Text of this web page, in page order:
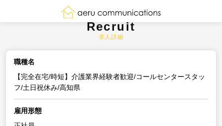
Recruit
求人詳細
職種名
【完全在宅/時短】介護業界経験者歓迎/コールセンタースタッ
フ/土日祝休み/高知県
雇用形態